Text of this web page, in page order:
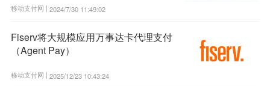
移动支付网 | 2024/7/30 11:49:02
Fiserv将大规模应用万事达卡代理支付
（Agent Pay）
移动支付网 | 2025/12/23 10:43:24